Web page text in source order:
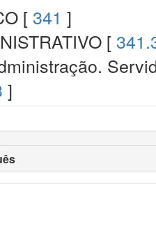
[ 341 ]
[
]